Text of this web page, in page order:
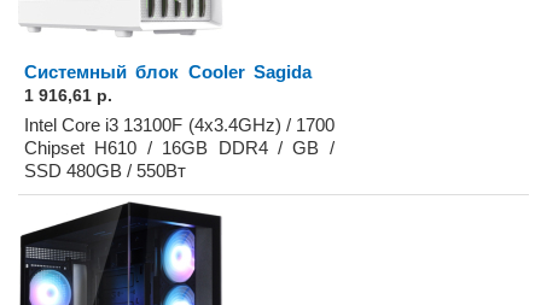
Системный блок Cooler Sagida
1 916,61 р.
Intel Core i3 13100F (4x3.4GHz) / 1700
Chipset H610 / 16GB DDR4 / GB /
SSD 480GB / 550Вт